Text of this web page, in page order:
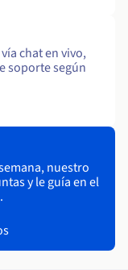
chat en vivo,
soporte según
nuestro
y le guía en el